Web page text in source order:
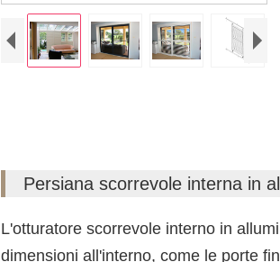
Persiana scorrevole interna in
L'otturatore scorrevole interno in
dimensioni all'interno, come le porte